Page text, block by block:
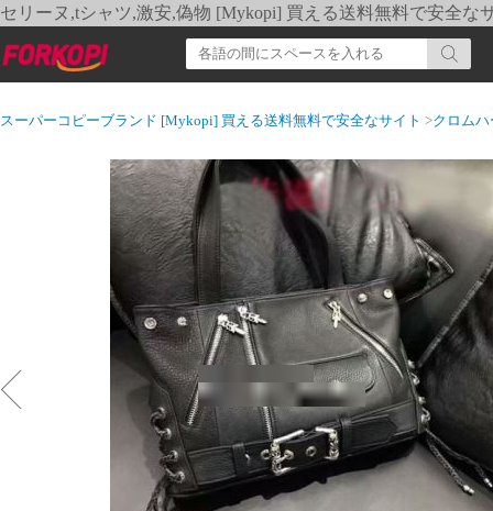
セリーヌ,tシャツ,激安,偽物 [Mykopi] 買える送料無料で安全な
スーパーコピーブランド [Mykopi] 買える送料無料で安全なサイト >クロム